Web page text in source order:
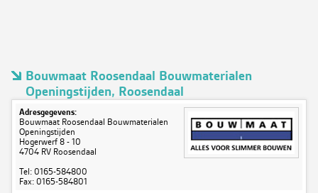
Bouwmaat Roosendaal Bouwmaterialen
Openingstijden, Roosendaal
Adresgegevens:
Bouwmaat Roosendaal Bouwmaterialen
Openingstijden
Hogerwerf 8 - 10
4704 RV Roosendaal
Tel: 0165-584800
Fax: 0165-584801